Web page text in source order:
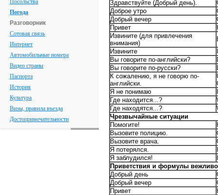
Посольства
Погода
Разговорник
Сотовая связь
Интернет
Автомобильные номера
Видео страны
Паспорта
История
Культура
Визы, правила въезда
Достопримечательности
Здравствуйте (Добрый день).
Доброе утро
Добрый вечер
Привет
Извините (для привлечения
внимания)
Извините
Вы говорите по-английски?
Вы говорите по-русски?
К сожалению, я не говорю по-
английски.
Я не понимаю
Где находится...?
Где находятся...?
Чрезвычайные ситуации
Помогите!
Вызовите полицию.
Вызовите врача.
Я потерялся.
Я заблудился!
Приветствия и формулы
Добрый день
Добрый вечер
Привет